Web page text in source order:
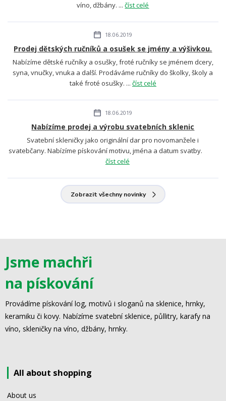
víno, džbány. ...číst celé
18.06.2019
Prodej dětských ručníků a osušek se jmény a výšivkou.
Nabízíme dětské ručníky a osušky, froté ručníky se jménem dcery,
syna, vnučky, vnuka a další. Prodáváme ručníky do školky, školy a
také froté osušky. ... číst celé
18.06.2019
Nabízíme prodej a výrobu svatebních sklenic
Svatební skleničky jako originální dar pro novomanžele i
svatebčany. Nabízíme pískování motivu, jména a datum svatby.
číst celé
Zobrazit všechny novinky
Jsme machři
na pískování
Provádíme pískování log, motivů i sloganů na sklenice, hrnky,
keramiku či kovy. Nabízíme svatební sklenice, půllitry, karafy na
víno, skleničky na víno, džbány, hrnky.
All about shopping
About us